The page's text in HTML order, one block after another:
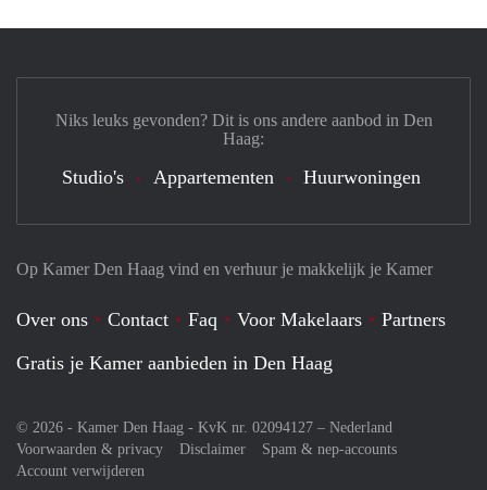
Op Kamer Den Haag vind en verhuur je makkelijk je Kamer
Over ons Contact Faq Voor Makelaars
Partners
Gratis je Kamer aanbieden in Den Haag
© 2026 - Kamer Den Haag - KvK nr. 02094127 – Nederland
Voorwaarden & privacy
Disclaimer
Spam & nep-accounts
Account verwijderen
Niks leuks gevonden? Dit is ons andere aanbod in Den
Haag:
Studio's Appartementen Huurwoningen